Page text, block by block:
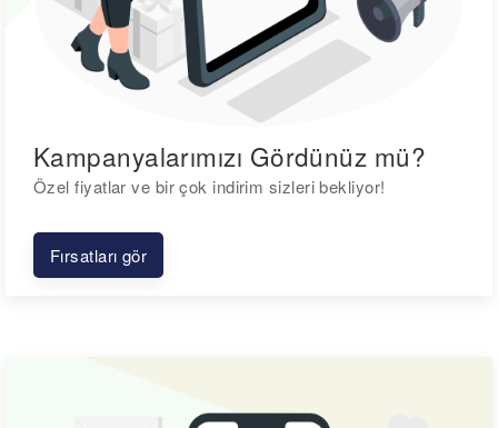
Kampanyalarımızı Gördünüz mü?
Özel fiyatlar ve bir çok indirim sizleri bekliyor!
Fırsatları gör